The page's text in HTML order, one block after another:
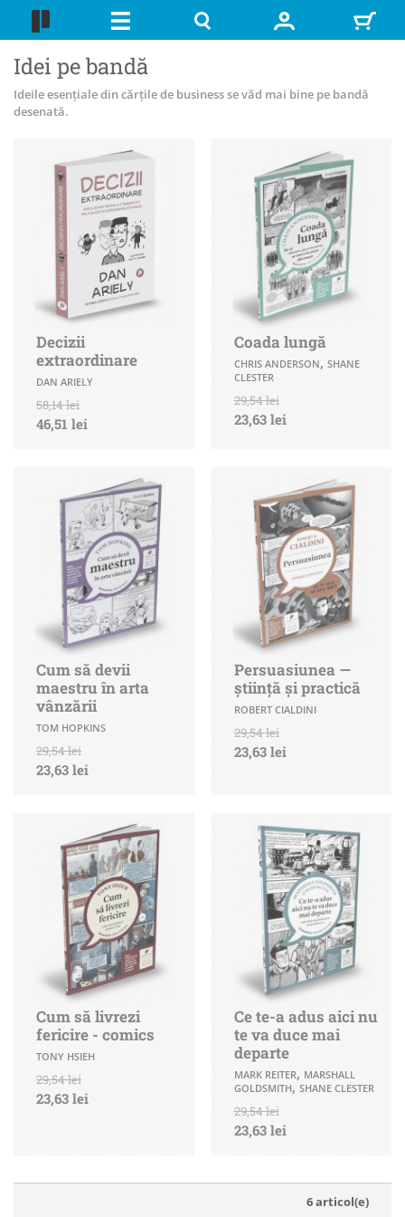
Idei pe bandă
Ideile esențiale din cărțile de business se văd mai bine pe bandă
desenată.
Decizii
extraordinare
DAN ARIELY
58,14 lei
46,51 lei
Coada lungă
CHRIS ANDERSON, SHANE
CLESTER
29,54 lei
23,63 lei
Cum să devii
maestru în arta
vânzării
TOM HOPKINS
29,54 lei
23,63 lei
Persuasiunea —
știință și practică
ROBERT CIALDINI
29,54 lei
23,63 lei
Cum să livrezi
fericire - comics
TONY HSIEH
29,54 lei
23,63 lei
Ce te-a adus aici nu
te va duce mai
departe
MARK REITER, MARSHALL
GOLDSMITH,SHANE CLESTER
29,54 lei
23,63 lei
6 articol(e)